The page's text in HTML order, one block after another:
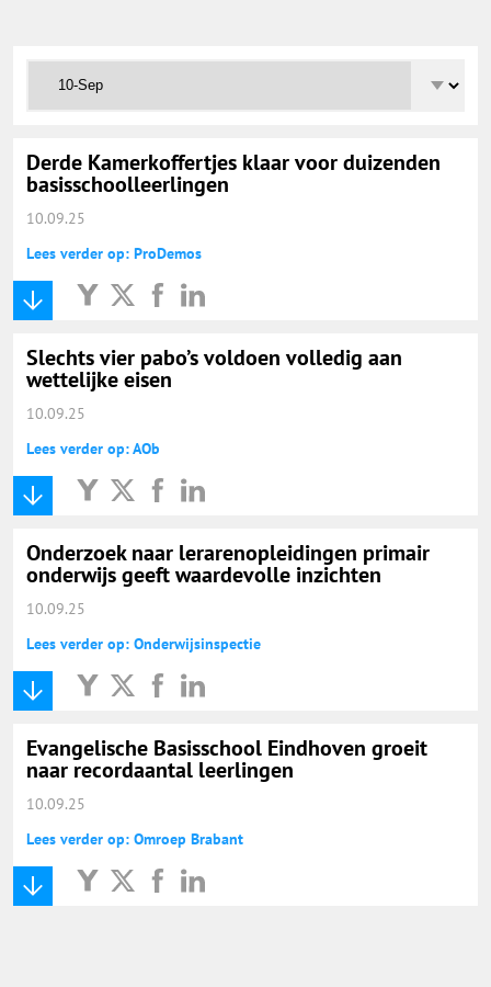
Basisonderwijs
Hoger Onderwijs
ICT
MBO
Speciaal Onderwijs
Voortgezet Onderwijs
Onderwijs Nieuws Dienst
@onderwijsnieuws
Vacaturewijzer Basisonderwijs
Derde Kamerkoffertjes klaar voor duizenden
basisschoolleerlingen
10.09.25
Lees verder op: ProDemos
Slechts vier pabo’s voldoen volledig aan
wettelijke eisen
10.09.25
Lees verder op: AOb
Onderzoek naar lerarenopleidingen primair
onderwijs geeft waardevolle inzichten
10.09.25
Lees verder op: Onderwijsinspectie
Evangelische Basisschool Eindhoven groeit
naar recordaantal leerlingen
10.09.25
Lees verder op: Omroep Brabant